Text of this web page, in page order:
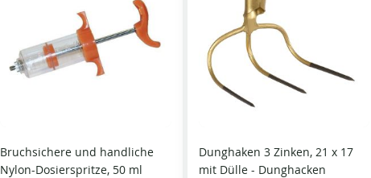
Bruchsichere und handliche
Nylon-Dosierspritze, 50 ml
Dunghaken 3 Zinken, 21 x 17
mit Dülle - Dunghacken